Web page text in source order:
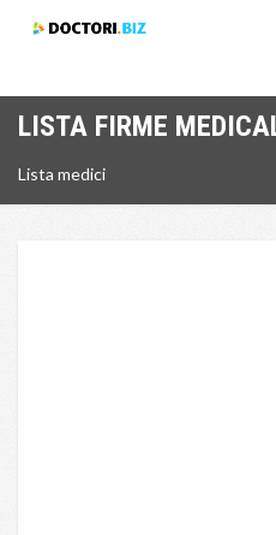
LISTA FIRME
Lista medici